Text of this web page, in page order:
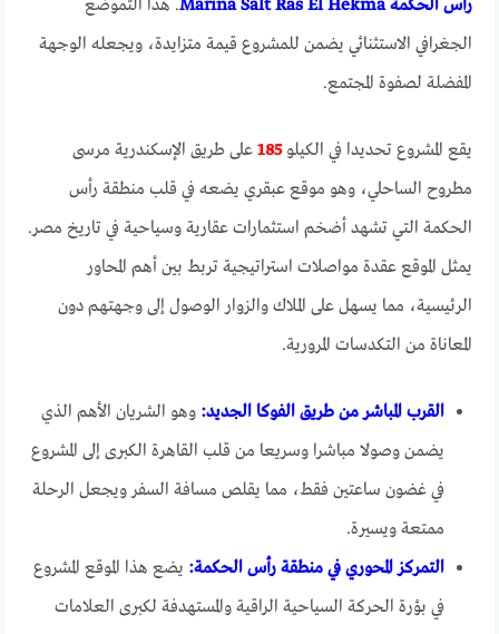
رأس الحكمة Marina Salt Ras El Hekma
. هذا التموضع
الجغرافي الاستثنائي يضمن للمشروع قيمة متزايدة، ويجعله الوجهة
المفضلة لصفوة المجتمع.
يقع المشروع تحديدا في الكيلو185 على طريق الإسكندرية مرسى
مطروح الساحلي، وهو موقع عبقري يضعه في قلب منطقة رأس
الحكمة التي تشهد أضخم استثمارات عقارية وسياحية في تاريخ مصر.
يمثل الموقع عقدة مواصلات استراتيجية تربط بين أهم المحاور
الرئيسية، مما يسهل على الملاك والزوار الوصول إلى وجهتهم دون
المعاناة من التكدسات المرورية.
القرب المباشر من طريق الفوكا الجديد: وهو الشريان الأهم الذي
يضمن وصولا مباشرا وسريعا من قلب القاهرة الكبرى إلى المشروع
في غضون ساعتين فقط، مما يقلص مسافة السفر ويجعل الرحلة
ممتعة ويسيرة.
التمركز المحوري في منطقة رأس الحكمة: يضع هذا الموقع المشروع
في بؤرة الحركة السياحية الراقية والمستهدفة لكبرى العلامات